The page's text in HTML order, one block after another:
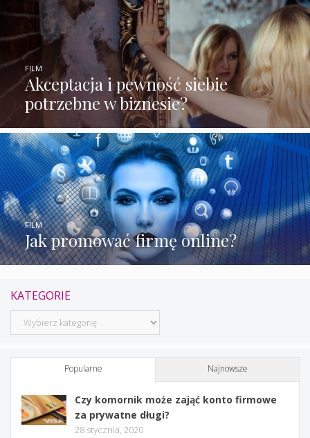
Akceptacja i pewność siebie
potrzebne w biznesie?
FILM
Jak promować firmę online?
FILM
KATEGORIE
Kategorie
Popularne Najnowsze
Czy komornik może zająć konto firmowe
za prywatne długi?
28 stycznia, 2020